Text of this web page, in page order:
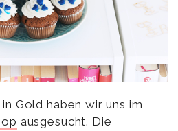
Gold haben wir uns im
ausgesucht. Die